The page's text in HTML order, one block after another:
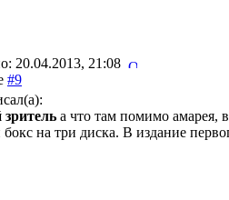
20.04.2013, 21:08
#9
зритель а что там помимо амарея,
на три диска. В издание